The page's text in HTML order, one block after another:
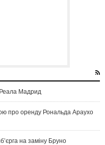
Реала Мадрид
про оренду Рональда Араухо
на заміну Бруно